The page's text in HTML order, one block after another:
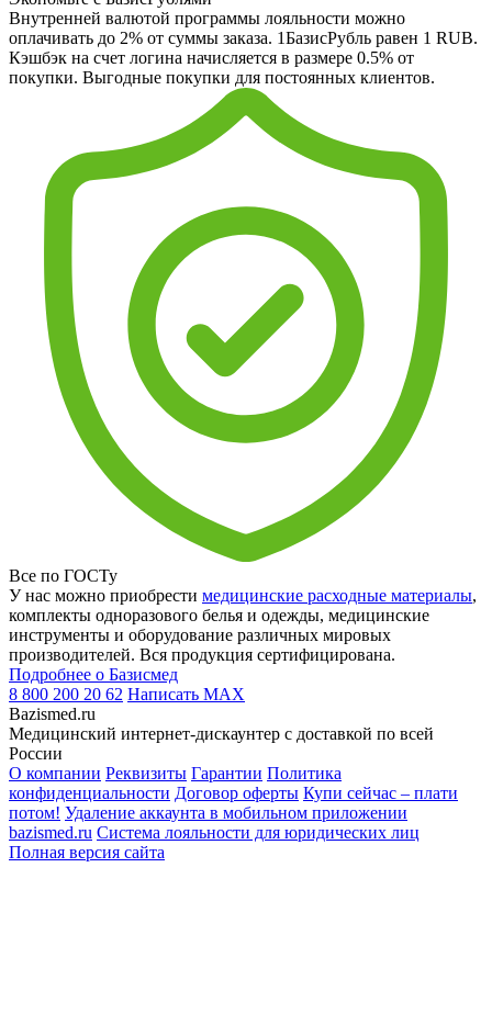
Внутренней валютой программы лояльности можно
оплачивать до 2% от суммы заказа. 1БазисРубль равен 1 RUB.
Кэшбэк на счет логина начисляется в размере 0.5% от
покупки. Выгодные покупки для постоянных клиентов.
Все по ГОСТу
У нас можно приобрести медицинские расходные материалы,
комплекты одноразового белья и одежды, медицинские
инструменты и оборудование различных мировых
производителей. Вся продукция сертифицирована.
Подробнее о Базисмед
8 800 200 20 62 Написать MAX
Bazismed.ru
Медицинский интернет-дискаунтер с доставкой по всей
России
О компании Реквизиты Гарантии Политика
конфиденциальности Договор оферты Купи сейчас – плати
потом! Удаление аккаунта в мобильном приложении
bazismed.ru Система лояльности для юридических лиц
Полная версия сайта